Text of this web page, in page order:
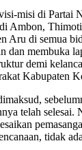
misi di Partai
Ambon,
Aru di semua
dan membuka
demi
Kabupaten
telah selesai.
tidak